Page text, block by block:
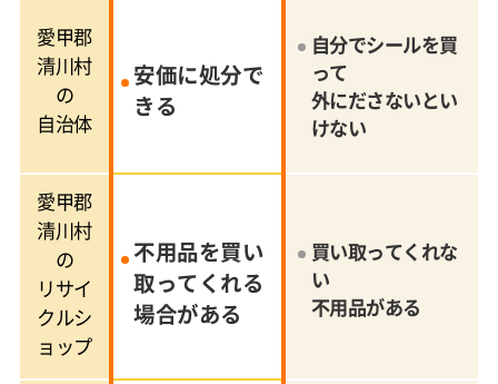
愛甲郡
清川村
の
自治体
安価に処分で
きる
自分でシールを買
って
外にださないとい
けない
愛甲郡
清川村
の
リサイ
クルシ
ョップ
不用品を買い
取ってくれる
場合がある
買い取ってくれな
い
不用品がある